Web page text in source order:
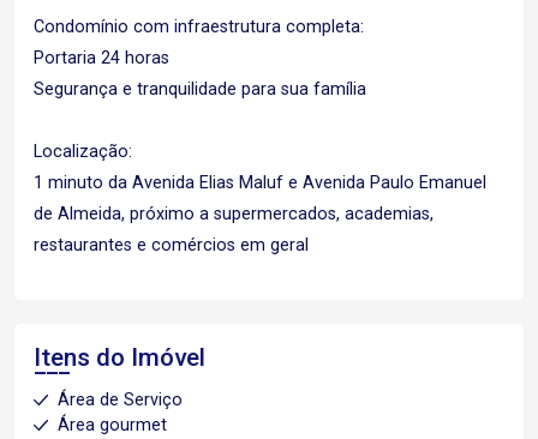
Condomínio com infraestrutura completa:
Portaria 24 horas
Segurança e tranquilidade para sua família
Localização:
1 minuto da Avenida Elias Maluf e Avenida Paulo Emanuel
de Almeida, próximo a supermercados, academias,
restaurantes e comércios em geral
Itens do Imóvel
Área de Serviço
Área gourmet